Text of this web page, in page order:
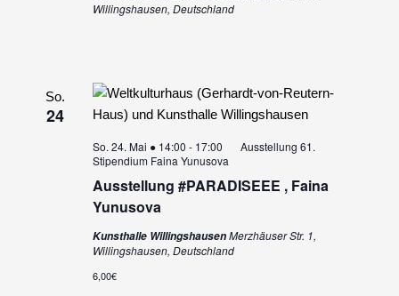
Willingshausen, Deutschland
So.
24
Ausstellung #PARADISEEE , Faina
Yunusova
So. 24. Mai ● 14:00 - 17:00
Ausstellung 61.
Stipendium Faina Yunusova
Kunsthalle WillingshausenMerzhäuser Str. 1,
Willingshausen, Deutschland
6,00€